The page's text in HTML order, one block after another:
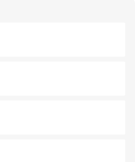
風情を楽しめる外せないスポット